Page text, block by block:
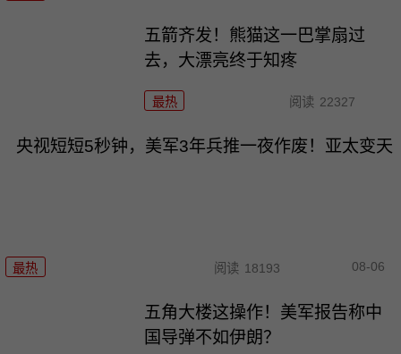
五箭齐发！熊猫这一巴掌扇过
去，大漂亮终于知疼
最热 阅读 22327
央视短短5秒钟，美军3年兵推一夜作废！亚太变天
最热 阅读 18193 08-06
五角大楼这操作！美军报告称中
国导弹不如伊朗？